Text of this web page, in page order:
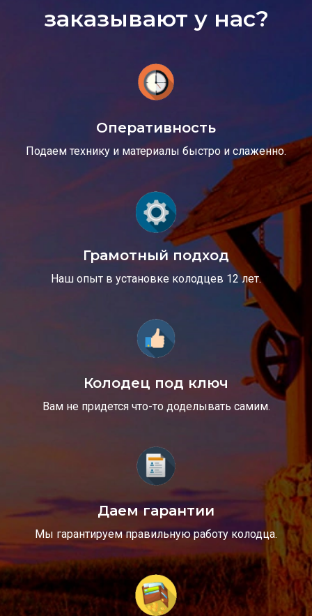
заказывают у нас?
Оперативность
Подаем технику и материалы быстро и слаженно.
Грамотный подход
Наш опыт в установке колодцев 12 лет.
Колодец под ключ
Вам не придется что-то доделывать самим.
Даем гарантии
Мы гарантируем правильную работу колодца.